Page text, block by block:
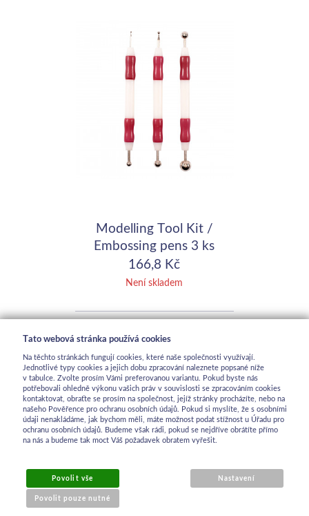
Modelling Tool Kit /
Embossing pens 3 ks
166,8 Kč
Není skladem
Tato webová stránka používá cookies
Na těchto stránkách fungují cookies, které naše společnosti využívají.
Jednotlivé typy cookies a jejich dobu zpracování naleznete popsané níže
v tabulce. Zvolte prosím Vámi preferovanou variantu. Pokud byste nás
potřebovali ohledně výkonu vašich práv v souvislosti se zpracováním cookies
kontaktovat, obraťte se prosím na společnost, jejíž stránky procházíte, nebo na
našeho Pověřence pro ochranu osobních údajů. Pokud si myslíte, že s osobními
údaji nenakládáme, jak bychom měli, máte možnost podat stížnost u Úřadu pro
ochranu osobních údajů. Budeme však rádi, pokud se nejdříve obrátíte přímo
na nás a budeme tak moct Váš požadavek obratem vyřešit.
Povolit vše
Povolit pouze nutné
Nastavení